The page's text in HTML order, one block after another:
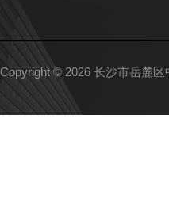
Copyright © 2026 长沙市岳麓